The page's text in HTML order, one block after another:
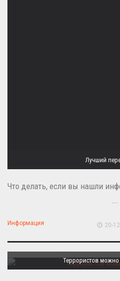
Лучший
Что делать, если вы нашли
...
Информация 20-
Террористов можно